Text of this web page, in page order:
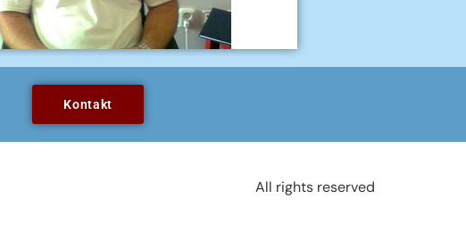
Kontakt
All rights reserved